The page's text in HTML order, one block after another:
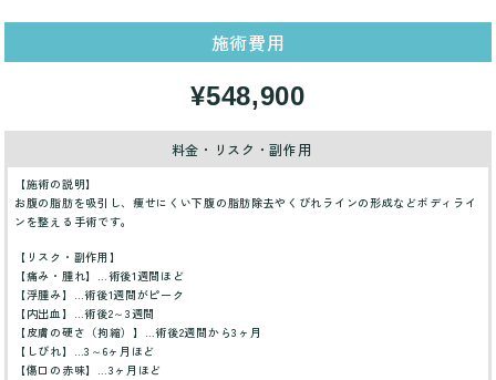
施術費用
¥548,900
料金・リスク・副作用
【施術の説明】
お腹の脂肪を吸引し、痩せにくい下腹の脂肪除去やくびれラインの形成などボディライ
ンを整える手術です。
【リスク・副作用】
【痛み・腫れ】…術後1週間ほど
【浮腫み】…術後1週間がピーク
【内出血】…術後2～3週間
【皮膚の硬さ（拘縮）】…術後2週間から3ヶ月
【しびれ】…3～6ヶ月ほど
【傷口の赤味】…3ヶ月ほど